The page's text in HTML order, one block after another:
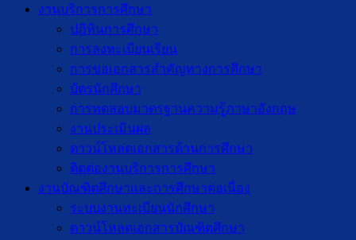
งานบริการการศึกษา
ปฎิทินการศึกษา
การลงทะเบียนเรียน
การขอเอกสารสำคัญทางการศึกษา
บัตรนักศึกษา
การทดสอบมาตรฐานความรู้ภาษาอังกฤษ
งานประเมินผล
ดาวน์โหลดเอกสารด้านการศึกษา
ติดต่องานบริการการศึกษา
งานบัณฑิตศึกษาเเละการศึกษาต่อเนื่อง
ระบบงานทะเบียนนักศึกษา
ดาวน์โหลดเอกสารบัณฑิตศึกษา